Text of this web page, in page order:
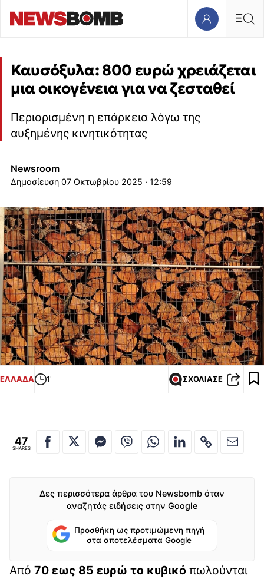
Καυσόξυλα: 800 ευρώ χρειάζεται
μια οικογένεια για να ζεσταθεί
Περιορισμένη η επάρκεια λόγω της
αυξημένης κινητικότητας
Newsroom
07 Οκτωβρίου 2025 · 12:59
ΕΛΛΑΔΑ 1' ΣΧΟΛΙΑΣΕ
47
SHARES
Δες περισσότερα άρθρα του Newsbomb όταν
αναζητάς ειδήσεις στην Google
Προσθήκη ως προτιμώμενη πηγή
στα αποτελέσματα Google
Από 70 εως 85 ευρώ το κυβικό πωλούνται